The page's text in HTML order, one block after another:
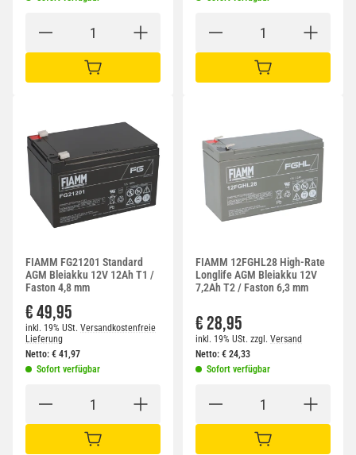
IN DEN WARENKORB IN DEN WARENKORB
FIAMM FG21201 Standard
AGM Bleiakku 12V 12Ah T1 /
Faston 4,8 mm
€ 49,95
inkl. 19% USt. Versandkostenfreie
Lieferung
Netto: € 41,97
Sofort verfügbar
IN DEN WARENKORB
FIAMM 12FGHL28 High-Rate
Longlife AGM Bleiakku 12V
7,2Ah T2 / Faston 6,3 mm
€ 28,95
inkl. 19% USt. zzgl. Versand
Netto: € 24,33
Sofort verfügbar
IN DEN WARENKORB